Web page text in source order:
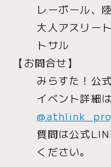
レーボール、
大人アスリー
トサル
【お問合せ】
みらすた！公
イベント詳細
質問は公式
ください。